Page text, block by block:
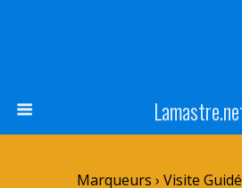
Marqueurs › Visite